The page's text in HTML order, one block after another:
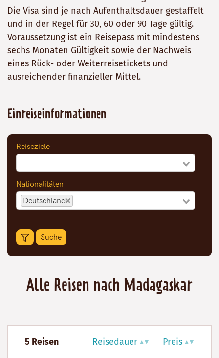
Die Visa sind je nach Aufenthaltsdauer gestaffelt
und in der Regel für 30, 60 oder 90 Tage gültig.
Voraussetzung ist ein Reisepass mit mindestens
sechs Monaten Gültigkeit sowie der Nachweis
eines Rück- oder Weiterreisetickets und
ausreichender finanzieller Mittel.
Einreiseinformationen
Alle Reisen nach Madagaskar
5 Reisen Reisedauer Preis